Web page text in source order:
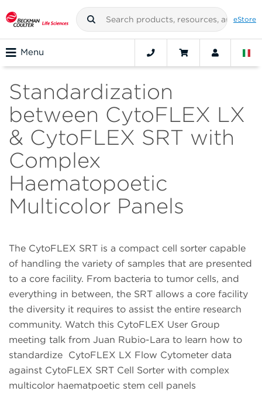
eStore
Menu
Standardization
between CytoFLEX LX
& CytoFLEX SRT with
Complex
Haematopoetic
Multicolor Panels
The CytoFLEX SRT is a compact cell sorter capable
of handling the variety of samples that are presented
to a core facility. From bacteria to tumor cells, and
everything in between, the SRT allows a core facility
the diversity it requires to assist the entire research
community. Watch this CytoFLEX User Group
meeting talk from Juan Rubio-Lara to learn how to
standardize CytoFLEX LX Flow Cytometer data
against CytoFLEX SRT Cell Sorter with complex
multicolor haematpoetic stem cell panels